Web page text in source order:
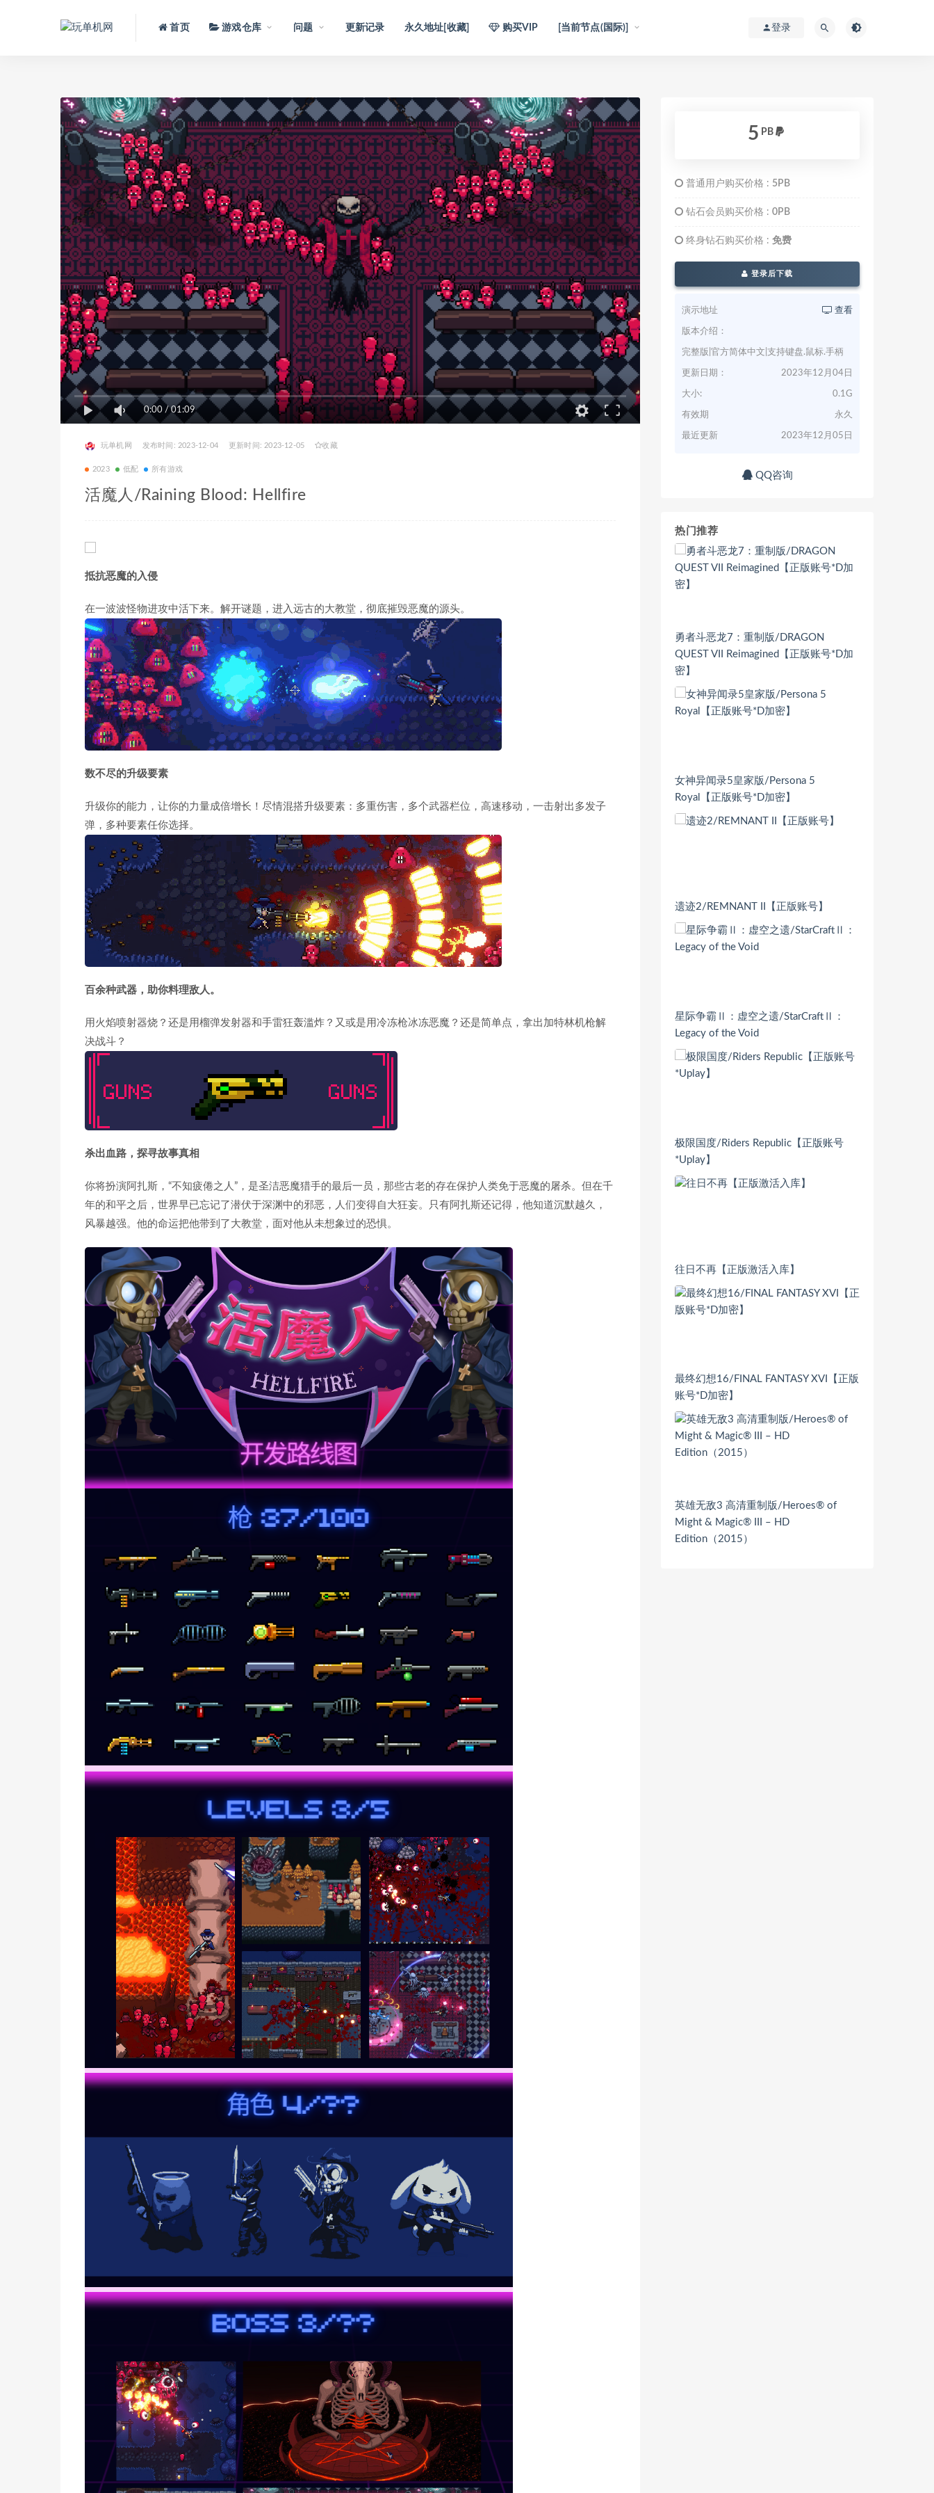
首页 游戏仓库 问题 更新记录 永久地址[收藏] 购买VIP [当前节点(国际)] 登录
0:00 /01:09
玩单机网 发布时间: 2023-12-04 更新时间: 2023-12-05 收藏
2023 低配 所有游戏
活魔人/Raining Blood: Hellfire
抵抗恶魔的入侵
在一波波怪物进攻中活下来。解开谜题，进入远古的大教堂，彻底摧毁恶魔的源头。
数不尽的升级要素
升级你的能力，让你的力量成倍增长！尽情混搭升级要素：多重伤害，多个武器栏位，高速移动，一击射出多发子
弹，多种要素任你选择。
百余种武器，助你料理敌人。
用火焰喷射器烧？还是用榴弹发射器和手雷狂轰滥炸？又或是用冷冻枪冰冻恶魔？还是简单点，拿出加特林机枪解
决战斗？
杀出血路，探寻故事真相
你将扮演阿扎斯，“不知疲倦之人”，是圣洁恶魔猎手的最后一员，那些古老的存在保护人类免于恶魔的屠杀。但在千
年的和平之后，世界早已忘记了潜伏于深渊中的邪恶，人们变得自大狂妄。只有阿扎斯还记得，他知道沉默越久，
风暴越强。他的命运把他带到了大教堂，面对他从未想象过的恐惧。
5 PB
普通用户购买价格 : 5PB
钻石会员购买价格 : 0PB
终身钻石购买价格 : 免费
登录后下载
演示地址 查看
版本介绍：
完整版|官方简体中文|支持键盘.鼠标.手柄
更新日期： 2023年12月04日
大小: 0.1G
有效期 永久
最近更新 2023年12月05日
QQ咨询
热门推荐
勇者斗恶龙7：重制版/DRAGON
QUEST VII Reimagined【正版账号*D加
密】
女神异闻录5皇家版/Persona 5
Royal【正版账号*D加密】
遗迹2/REMNANT II【正版账号】
星际争霸Ⅱ：虚空之遗/StarCraftⅡ：
Legacy of the Void
极限国度/Riders Republic【正版账号
*Uplay】
往日不再【正版激活入库】
最终幻想16/FINAL FANTASY XVI【正版
账号*D加密】
英雄无敌3 高清重制版/Heroes® of
Might & Magic® III – HD
Edition（2015）